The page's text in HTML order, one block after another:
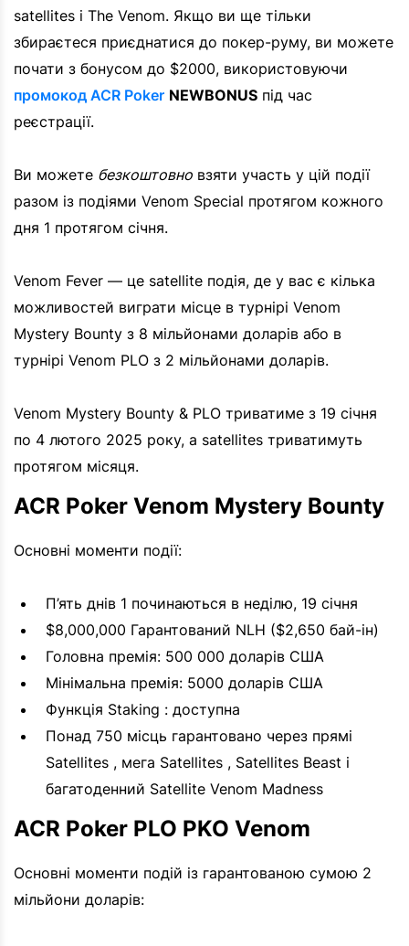
satellites і The Venom. Якщо ви ще тільки
збираєтеся приєднатися до покер-руму, ви можете
почати з бонусом до $2000, використовуючи
промокод ACR Poker NEWBONUS під час
реєстрації.
Ви можете безкоштовно взяти участь у цій події
разом із подіями Venom Special протягом кожного
дня 1 протягом січня.
Venom Fever — це satellite подія, де у вас є кілька
можливостей виграти місце в турнірі Venom
Mystery Bounty з 8 мільйонами доларів або в
турнірі Venom PLO з 2 мільйонами доларів.
Venom Mystery Bounty & PLO триватиме з 19 січня
по 4 лютого 2025 року, а satellites триватимуть
протягом місяця.
ACR Poker Venom Mystery Bounty
Основні моменти події:
П’ять днів 1 починаються в неділю, 19 січня
$8,000,000 Гарантований NLH ($2,650 бай-ін)
Головна премія: 500 000 доларів США
Мінімальна премія: 5000 доларів США
Функція Staking : доступна
Понад 750 місць гарантовано через прямі
Satellites , мега Satellites , Satellites Beast і
багатоденний Satellite Venom Madness
ACR Poker PLO PKO Venom
Основні моменти подій із гарантованою сумою 2
мільйони доларів: